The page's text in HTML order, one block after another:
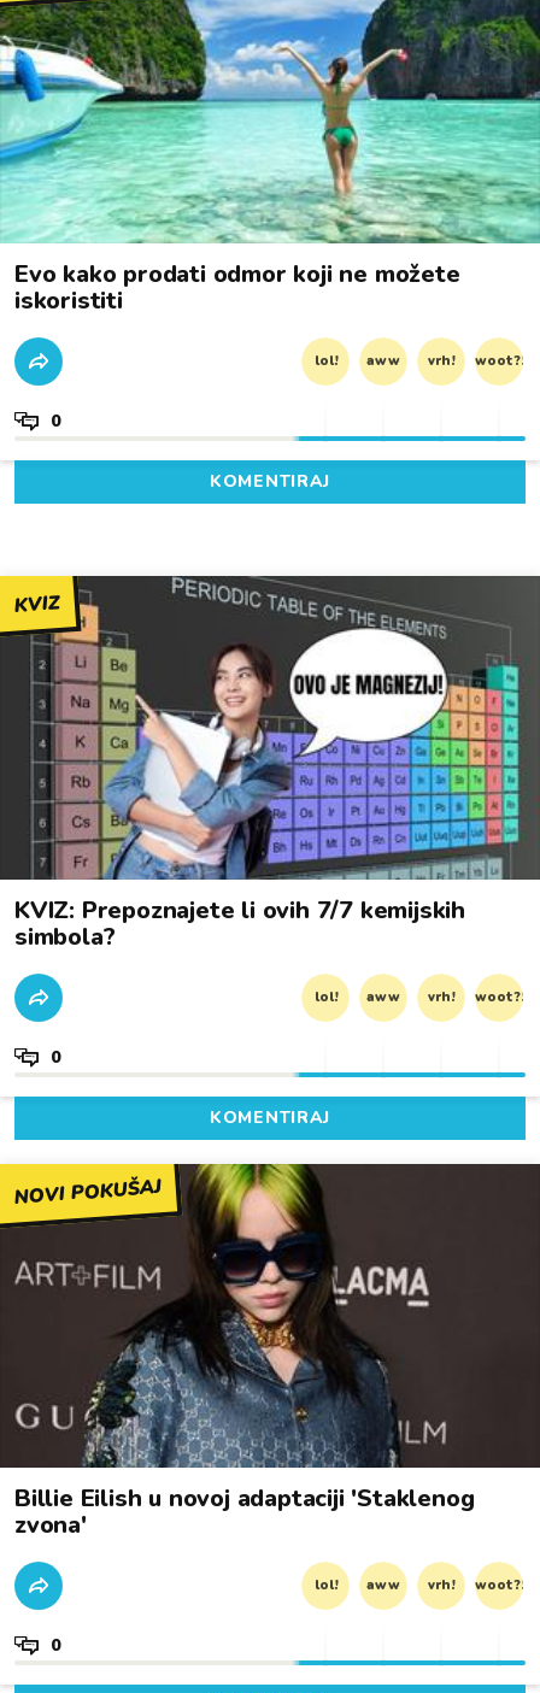
Evo kako prodati odmor koji ne možete
iskoristiti
lol! aww vrh! woot?!
0
KOMENTIRAJ
KVIZ
KVIZ: Prepoznajete li ovih 7/7 kemijskih
simbola?
lol! aww vrh! woot?!
0
KOMENTIRAJ
NOVI POKUŠAJ
Billie Eilish u novoj adaptaciji 'Staklenog
zvona'
lol! aww vrh! woot?!
0